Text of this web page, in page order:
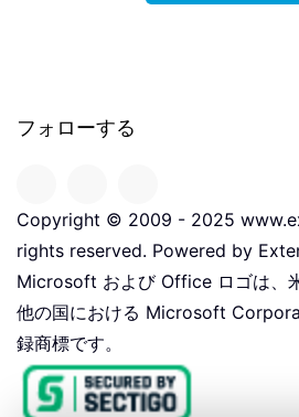
フォローする
Copyright © 2009 - 2025
rights reserved. Powered by
Microsoft および Office ロゴは、
他の国における Microsoft
録商標です。